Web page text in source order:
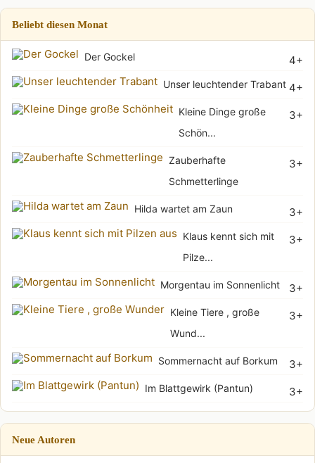
Beliebt diesen Monat
4+
Der Gockel
4+
Unser leuchtender Trabant
3+
Kleine Dinge große
Schön...
3+
Zauberhafte
Schmetterlinge
3+
Hilda wartet am Zaun
3+
Klaus kennt sich mit
Pilze...
3+
Morgentau im Sonnenlicht
3+
Kleine Tiere , große
Wund...
3+
Sommernacht auf Borkum
3+
Im Blattgewirk (Pantun)
Neue Autoren